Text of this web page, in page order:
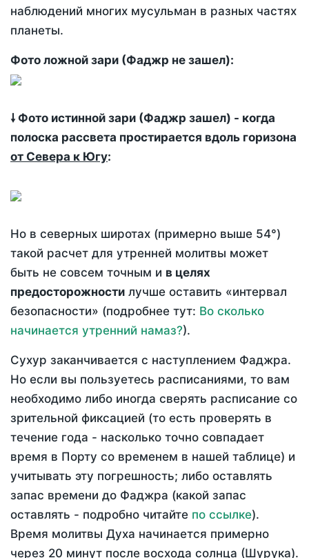
наблюдений многих мусульман в разных частях
планеты.
Фото ложной зари (Фаджр не зашел):
🠗 Фото истинной зари (Фаджр зашел) - когда
полоска рассвета простирается вдоль горизона
от Севера к Югу:
Но в северных широтах (примерно выше 54°)
такой расчет для утренней молитвы может
быть не совсем точным и в целях
предосторожности лучше оставить «интервал
безопасности» (подробнее тут: Во сколько
начинается утренний намаз?).
Сухур заканчивается с наступлением Фаджра.
Но если вы пользуетесь расписаниями, то вам
необходимо либо иногда сверять расписание со
зрительной фиксацией (то есть проверять в
течение года - насколько точно совпадает
время в Порту со временем в нашей таблице) и
учитывать эту погрешность; либо оставлять
запас времени до Фаджра (какой запас
оставлять - подробно читайте по ссылке).
Время молитвы Духа начинается примерно
через 20 минут после восхода солнца (Шурука).